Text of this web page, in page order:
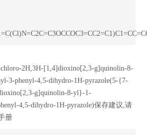
2H,3H-[1,4]dioxino[2,3-g]quinolin-8-
3-phenyl-4,5-dihydro-1H-pyrazole(5-{7-
g]quinolin-8-yl}-1-
4,5-dihydro-1H-pyrazole)保存建议,请
册